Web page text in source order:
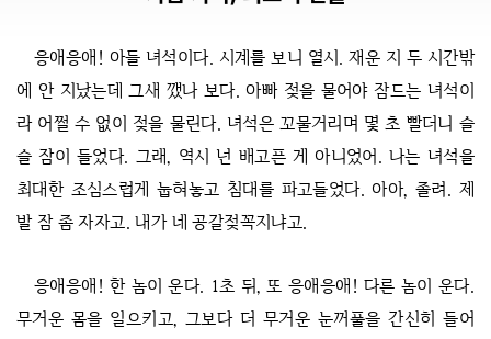
응애응애! 아들 녀석이다. 시계를 보니 열시. 재운 지 두 시간밖
에 안 지났는데 그새 깼나 보다. 아빠 젖을 물어야 잠드는 녀석이
라 어쩔 수 없이 젖을 물린다. 녀석은 꼬물거리며 몇 초 빨더니 슬
슬 잠이 들었다. 그래, 역시 넌 배고픈 게 아니었어. 나는 녀석을
최대한 조심스럽게 눕혀놓고 침대를 파고들었다. 아아, 졸려. 제
발 잠 좀 자자고. 내가 네 공갈젖꼭지냐고.
응애응애! 한 놈이 운다. 1초 뒤, 또 응애응애! 다른 놈이 운다.
무거운 몸을 일으키고, 그보다 더 무거운 눈꺼풀을 간신히 들어